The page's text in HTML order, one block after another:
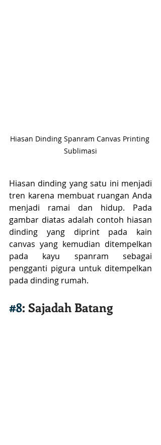
Hiasan Dinding Spanram Canvas Printing
Sublimasi
Hiasan dinding yang satu ini menjadi
tren karena membuat ruangan Anda
menjadi ramai dan hidup. Pada
gambar diatas adalah contoh hiasan
dinding yang diprint pada kain
canvas yang kemudian ditempelkan
pada kayu spanram sebagai
pengganti pigura untuk ditempelkan
pada dinding rumah.
#8: Sajadah Batang